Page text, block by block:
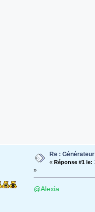
Re :
« Réponse #1 le:
»
@Alexia